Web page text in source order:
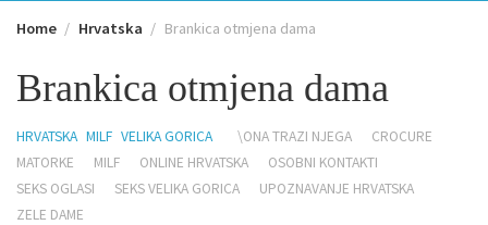
Home Hrvatska Brankica otmjena dama
Brankica otmjena dama
HRVATSKA MILF VELIKA GORICA \ONA TRAZI NJEGA
CROCURE
MATORKE
MILF ONLINE HRVATSKA
OSOBNI KONTAKTI
SEKS OGLASI
SEKS VELIKA GORICA
UPOZNAVANJE HRVATSKA
ZELE DAME